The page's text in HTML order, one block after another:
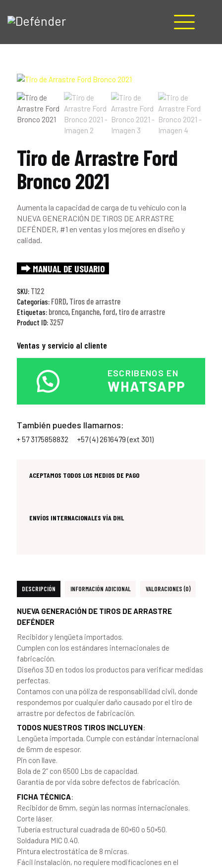
MANUALES
RECURSOS
Tiro de Arrastre Ford
Bronco 2021
Aumenta la capacidad de carga de tu vehículo con la
NUEVA GENERACIÓN DE TIROS DE ARRASTRE
DEFÉNDER, #1 en ventas y los mejores en diseño y
calidad.
⮕ MANUAL DE USUARIO
SKU: T122
Categorías: FORD, Tiros de arrastre
Etiquetas: bronco, Enganche, ford, tiro de arrastre
Product ID: 3257
Ventas y servicio al cliente
ESCRIBENOS EN
WHATSAPP
También puedes llamarnos:
+ 57 3175858832 +57 (4) 2616479 (ext 301)
ACEPTAMOS TODOS LOS MEDIOS DE PAGO
ENVÍOS INTERNACIONALES VÍA DHL
DESCRIPCIÓN INFORMACIÓN ADICIONAL VALORACIONES (0)
NUEVA GENERACIÓN DE TIROS DE ARRASTRE
DEFÉNDER
Recibidor y lengüeta importados.
Cumplen con los estándares internacionales de
fabricación.
Diseños 3D en todos los productos para verificar medidas
perfectas.
Contamos con una póliza de responsabilidad civil, donde
respondemos por cualquier daño causado por el tiro de
arrastre por defectos de fabricación.
TODOS NUESTROS TIROS INCLUYEN:
Lengüeta importada. Cumple con estándar internacional
de 6mm de espesor.
Pin con llave.
Bola de 2” con 6500 Lbs de capacidad.
Garantía de por vida sobre defectos de fabricación.
FICHA TÉCNICA:
Recibidor de 6mm, según las normas internacionales.
Corte láser.
Tubería estructural cuadrada de 60×60 o 50×50.
Soldadura MIC 0.40.
Pintura electrostática de 8 micras.
Fácil instalación, no requiere modificaciones en el